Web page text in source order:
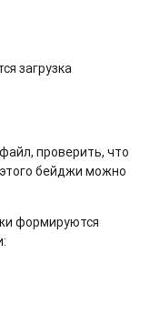
загрузка
проверить, что
бейджи можно
формируются